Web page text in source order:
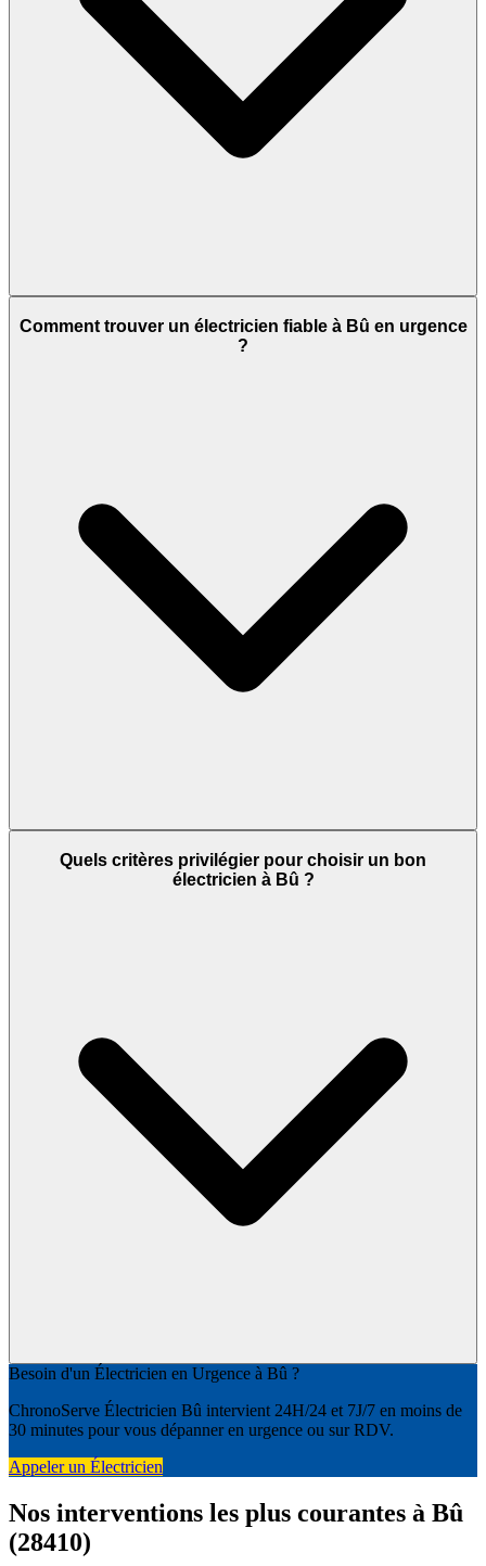
Comment trouver un électricien fiable à Bû en urgence
?
Quels critères privilégier pour choisir un bon
électricien à Bû ?
Besoin d'un Électricien en Urgence à Bû ?
ChronoServe Électricien Bû intervient 24H/24 et 7J/7 en moins de
30 minutes pour vous dépanner en urgence ou sur RDV.
Appeler un Électricien
Nos interventions les plus courantes à Bû
(28410)